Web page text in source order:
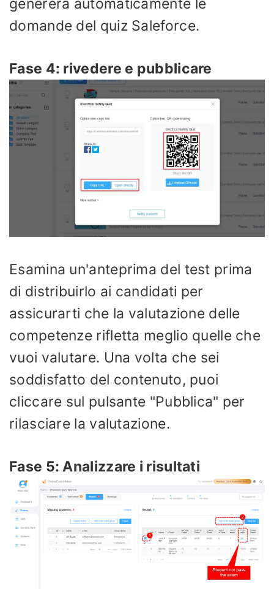
genererà automaticamente le
domande del quiz Saleforce.
Fase 4: rivedere e pubblicare
Esamina un'anteprima del test prima
di distribuirlo ai candidati per
assicurarti che la valutazione delle
competenze rifletta meglio quelle che
vuoi valutare. Una volta che sei
soddisfatto del contenuto, puoi
cliccare sul pulsante "Pubblica" per
rilasciare la valutazione.
Fase 5: Analizzare i risultati